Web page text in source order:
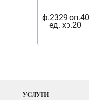
ф.2329 оп.40
ед. хр.20
УСЛУГИ